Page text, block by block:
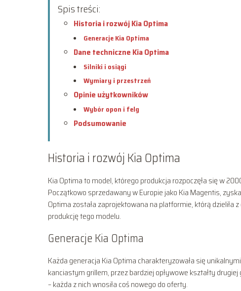
Spis treści:
Historia i rozwój Kia Optima
Generacje Kia Optima
Dane techniczne Kia Optima
Silniki i osiągi
Wymiary i przestrzeń
Opinie użytkowników
Wybór opon i felg
Podsumowanie
Historia i rozwój Kia Optima
Kia Optima to model, którego produkcja rozpoczęła się w
Początkowo sprzedawany w Europie jako Kia Magentis,
Optima została zaprojektowana na platformie, którą dzieliła
produkcję tego modelu.
Generacje Kia Optima
Każda generacja Kia Optima charakteryzowała się
kanciastym grillem, przez bardziej opływowe kształty
– każda z nich wnosiła coś nowego do oferty.